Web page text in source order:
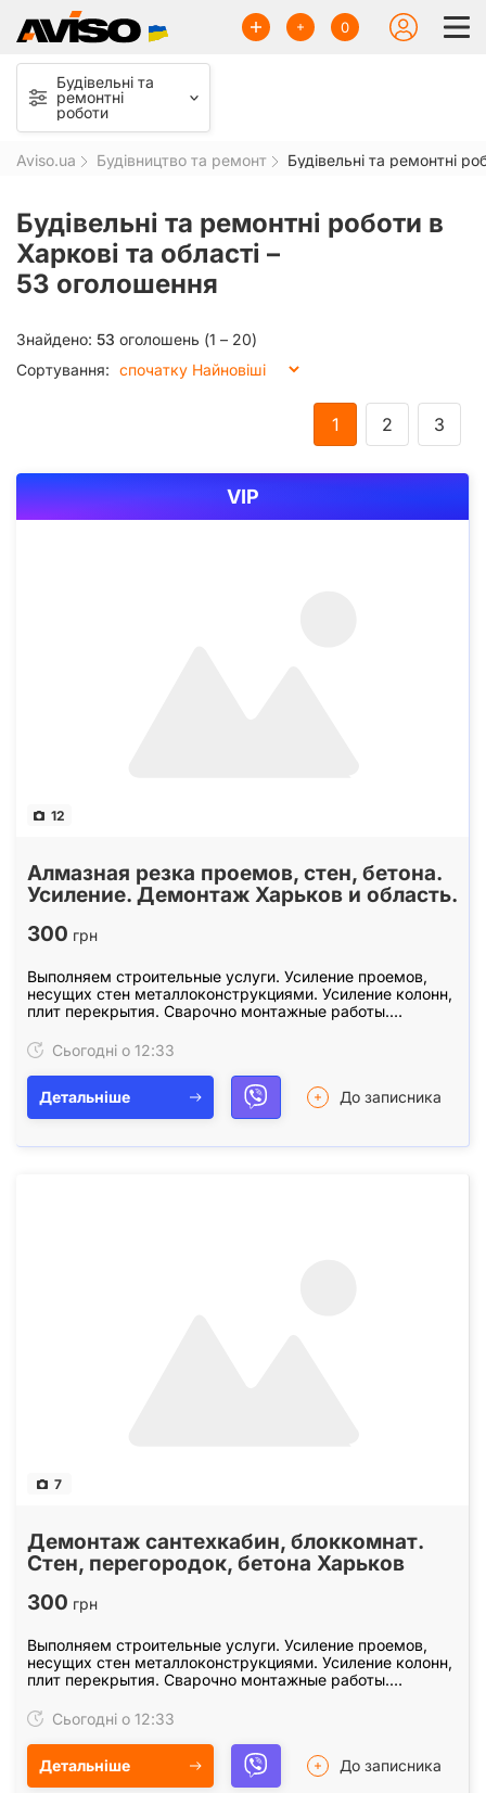
0
Будівельні та
ремонтні
роботи
Aviso.ua Будівництво та ремонт Будівельні та ремонтні
Будівельні та ремонтні роботи в
Харкові та області –
53 оголошення
Сортування:
Знайдено: 53 оголошень (1 – 20)
1 2 3
12
Алмазная резка проемов, стен, бетона.
Усиление. Демонтаж Харьков и область.
300 грн
Выполняем строительные услуги. Усиление проемов,
несущих стен металлоконструкциями. Усиление колонн,
плит перекрытия. Сварочно монтажные работы.
Сьогодні о 12:33
Детальніше До записника
VIP
7
Демонтаж сантехкабин, блоккомнат.
Стен, перегородок, бетона Харьков
300 грн
Выполняем строительные услуги. Усиление проемов,
несущих стен металлоконструкциями. Усиление колонн,
плит перекрытия. Сварочно монтажные работы.
Сьогодні о 12:33
Детальніше До записника